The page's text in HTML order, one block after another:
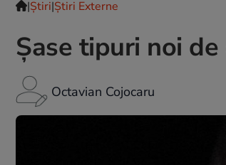
|Ştiri|Știri Externe
Șase tipuri noi
Octavian Cojocaru